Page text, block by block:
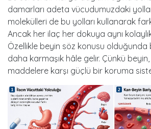
damarları adeta vücudumuzdaki
molekülleri de bu yolları kullanarak
Ancak her ilaç her dokuya aynı
Özellikle beyin söz konusu
daha karmaşık hâle gelir. Çünkü beyin,
maddelere karşı güçlü bir koruma